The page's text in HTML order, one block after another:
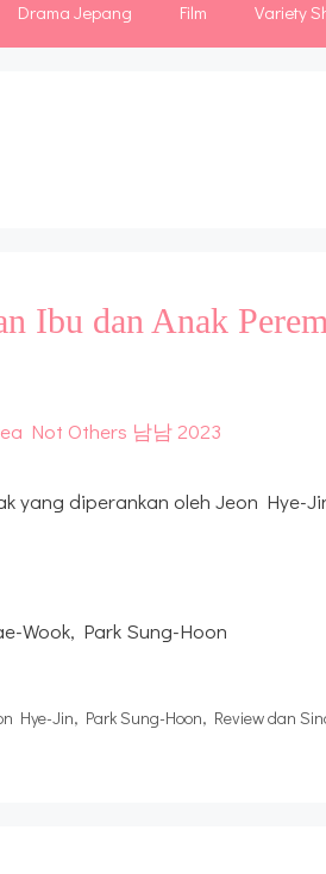
Drama Jepang Film Variety
Ibu dan Anak
yang diperankan oleh Jeon Hye-
Wook, Park Sung-Hoon
Hye-Jin, Park Sung-Hoon, Review dan